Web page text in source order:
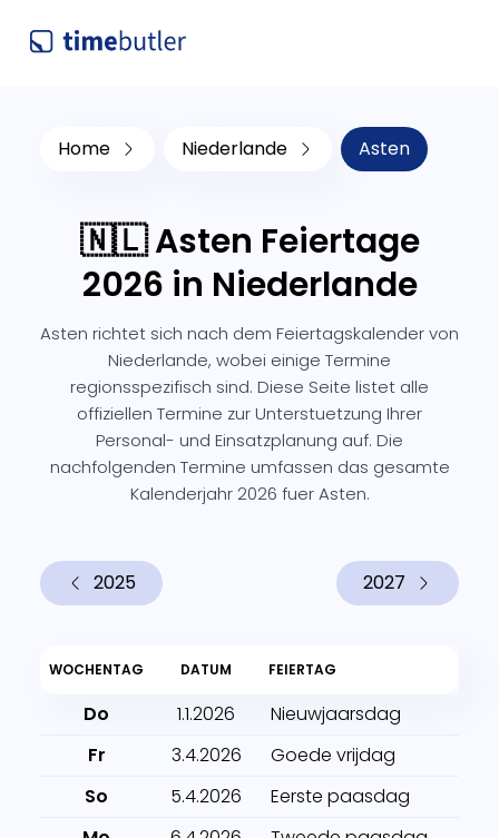
Home Niederlande Asten
🇳🇱 Asten Feiertage
2026 in Niederlande
Asten richtet sich nach dem Feiertagskalender von
Niederlande, wobei einige Termine
regionsspezifisch sind. Diese Seite listet alle
offiziellen Termine zur Unterstuetzung Ihrer
Personal- und Einsatzplanung auf. Die
nachfolgenden Termine umfassen das gesamte
Kalenderjahr 2026 fuer Asten.
2025 2027
WOCHENTAG DATUM FEIERTAG
Do 1.1.2026
Nieuwjaarsdag
Fr
3.4.2026
Goede vrijdag
So
5.4.2026
Eerste paasdag